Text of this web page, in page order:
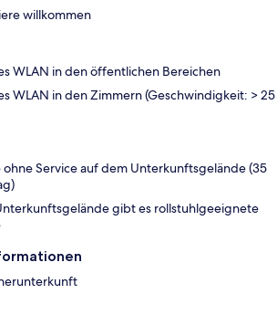
willkommen
WLAN in den öffentlichen Bereichen
WLAN in den Zimmern (Geschwindigkeit: > 25
ohne Service auf dem Unterkunftsgelände (35
gibt es rollstuhlgeeignete